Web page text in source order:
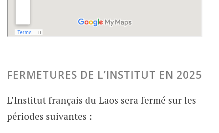
FERMETURES DE L’INSTITUT EN 2025
L’Institut français du Laos sera fermé sur les
périodes suivantes :